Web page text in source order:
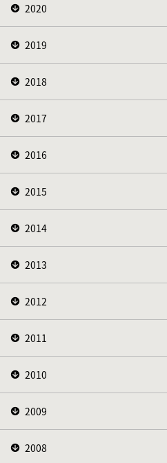
2020
2019
2018
2017
2016
2015
2014
2013
2012
2011
2010
2009
2008